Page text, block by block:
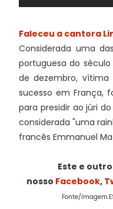
Faleceu a cantora
Considerada uma
portuguesa do século
de dezembro, vítima
sucesso em França,
para presidir ao júri
considerada "uma
francês Emmanuel
Este e
nosso Facebook,
Fonte/